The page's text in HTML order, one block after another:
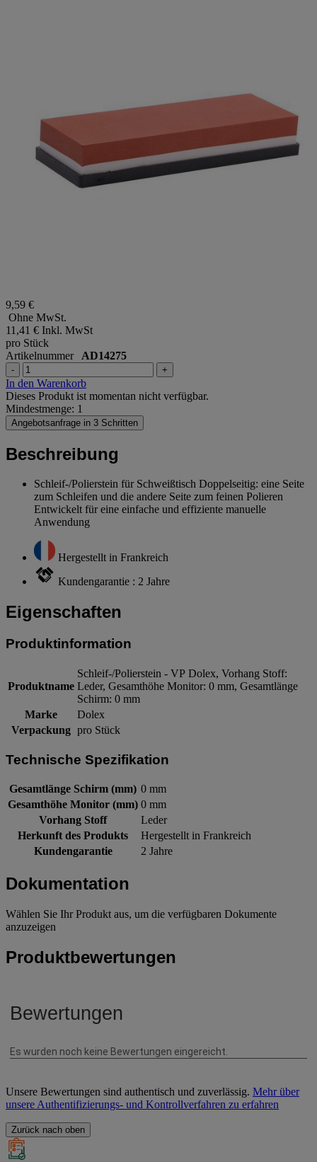
9,59 €
Ohne MwSt.
11,41 € Inkl. MwSt
pro Stück
Artikelnummer AD14275
- +
In den Warenkorb
Dieses Produkt ist momentan nicht verfügbar.
Mindestmenge: 1
Angebotsanfrage in 3 Schritten
Beschreibung
Schleif-/Polierstein für Schweißtisch Doppelseitig: eine Seite
zum Schleifen und die andere Seite zum feinen Polieren
Entwickelt für eine einfache und effiziente manuelle
Anwendung
Hergestellt in Frankreich
Kundengarantie : 2 Jahre
Eigenschaften
Produktinformation
Produktname
Schleif-/Polierstein - VP Dolex, Vorhang Stoff:
Leder, Gesamthöhe Monitor: 0 mm, Gesamtlänge
Schirm: 0 mm
Marke
Dolex
Verpackung pro Stück
Technische Spezifikation
Gesamtlänge Schirm (mm) 0 mm
Gesamthöhe Monitor (mm) 0 mm
Vorhang Stoff
Leder
Herkunft des Produkts
Hergestellt in Frankreich
Kundengarantie
2 Jahre
Dokumentation
Wählen Sie Ihr Produkt aus, um die verfügbaren Dokumente
anzuzeigen
Produktbewertungen
Unsere Bewertungen sind authentisch und zuverlässig. Mehr über
unsere Authentifizierungs- und Kontrollverfahren zu erfahren
Zurück nach oben